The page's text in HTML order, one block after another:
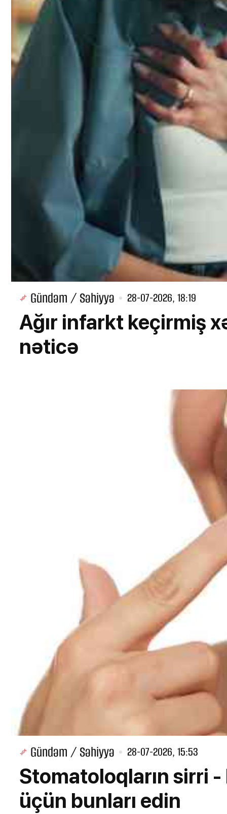
Gündəm / Səhiyyə 28-07-2026, 18:19
Ağır infarkt keçirmiş
nəticə
Gündəm / Səhiyyə 28-07-2026, 15:53
Stomatoloqların sirri -
üçün bunları edin